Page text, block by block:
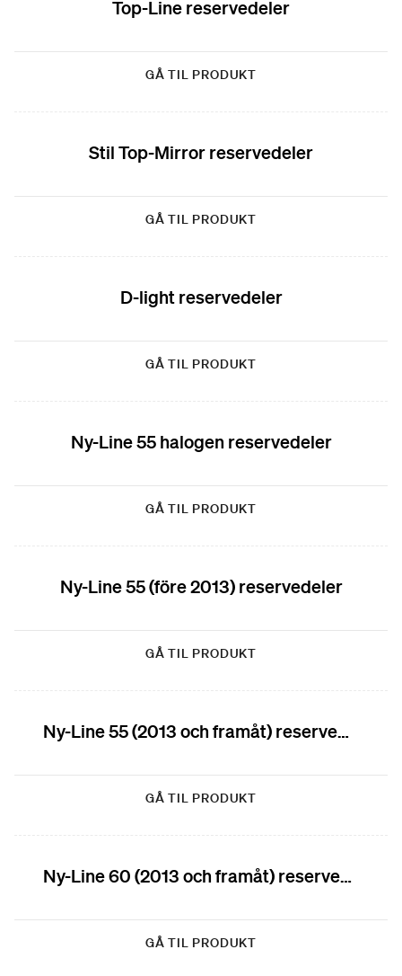
Top-Line reservedeler
GÅ TIL PRODUKT
Stil Top-Mirror reservedeler
GÅ TIL PRODUKT
D-light reservedeler
GÅ TIL PRODUKT
Ny-Line 55 halogen reservedeler
GÅ TIL PRODUKT
Ny-Line 55 (före 2013) reservedeler
GÅ TIL PRODUKT
Ny-Line 55 (2013 och framåt) reservedeler
GÅ TIL PRODUKT
Ny-Line 60 (2013 och framåt) reservedeler
GÅ TIL PRODUKT